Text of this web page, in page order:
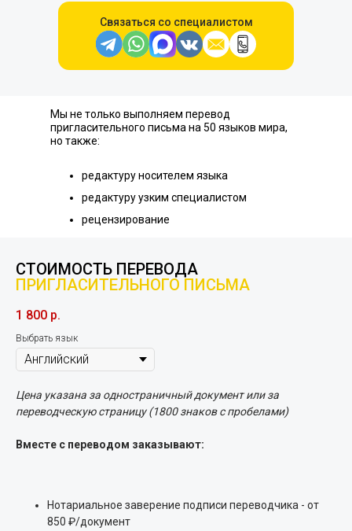
Связаться со специалистом
Мы не только выполняем перевод
пригласительного письма на 50 языков мира,
но также:
редактуру носителем языка
редактуру узким специалистом
рецензирование
СТОИМОСТЬ ПЕРЕВОДА
ПРИГЛАСИТЕЛЬНОГО ПИСЬМА
1 800 р.
Выбрать язык
Цена указана за одностраничный документ или за
переводческую страницу (1800 знаков с пробелами)
Вместе с переводом заказывают:
Нотариальное заверение подписи переводчика - от
850 ₽/документ